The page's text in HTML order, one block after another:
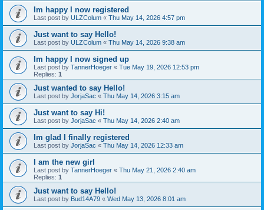
Im happy I now registered
Last post by ULZColum « Thu May 14, 2026 4:57 pm
Just want to say Hello!
Last post by ULZColum « Thu May 14, 2026 9:38 am
Im happy I now signed up
Last post by TannerHoeger « Tue May 19, 2026 12:53 pm
Replies: 1
Just wanted to say Hello!
Last post by JorjaSac « Thu May 14, 2026 3:15 am
Just want to say Hi!
Last post by JorjaSac « Thu May 14, 2026 2:40 am
Im glad I finally registered
Last post by JorjaSac « Thu May 14, 2026 12:33 am
I am the new girl
Last post by TannerHoeger « Thu May 21, 2026 2:40 am
Replies: 1
Just want to say Hello!
Last post by Bud14A79 « Wed May 13, 2026 8:01 am